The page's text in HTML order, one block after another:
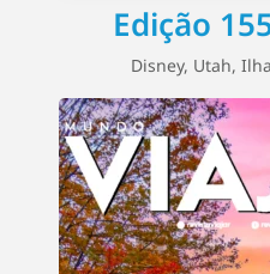
Edição
Disney, Utah,